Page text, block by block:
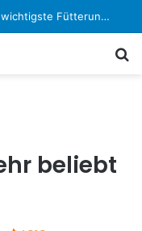
Frostfutter im Mai: Warum jetzt die wichtigste Fütterungsphase im Aquarium beginnt
beliebt